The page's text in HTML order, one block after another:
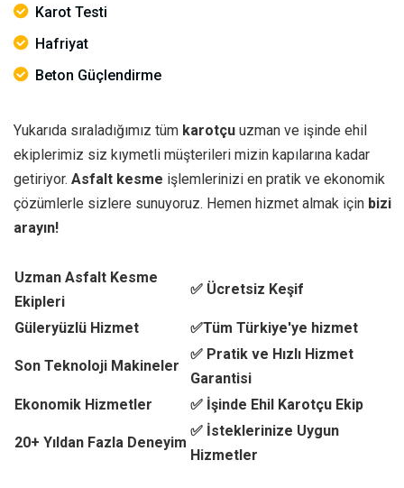
Karot Testi
Hafriyat
Beton Güçlendirme
Yukarıda sıraladığımız tüm karotçu uzman ve işinde ehil
ekiplerimiz siz kıymetli müşterileri mizin kapılarına kadar
getiriyor. Asfalt kesme işlemlerinizi en pratik ve ekonomik
çözümlerle sizlere sunuyoruz. Hemen hizmet almak için bizi
arayın!
Uzman Asfalt Kesme
Ekipleri
✅ Ücretsiz Keşif
Güleryüzlü Hizmet ✅Tüm Türkiye'ye hizmet
Son Teknoloji Makineler
✅ Pratik ve Hızlı Hizmet
Garantisi
Ekonomik Hizmetler
✅ İşinde Ehil Karotçu Ekip
20+ Yıldan Fazla Deneyim
✅ İsteklerinize Uygun
Hizmetler